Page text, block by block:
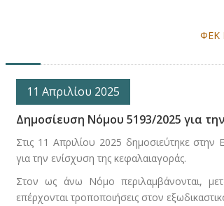
ΦΕΚ
11 Απριλίου 2025
Δημοσίευση Νόμου 5193/2025 για
Στις 11 Απριλίου 2025 δημοσιεύτηκε
για την ενίσχυση της κεφαλαιαγοράς.
Στον ως άνω Νόμο περιλαμβάνονται,
επέρχονται τροποποιήσεις στον